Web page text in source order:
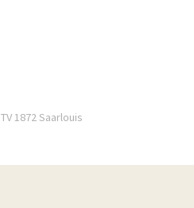
TV 1872 Saarlouis